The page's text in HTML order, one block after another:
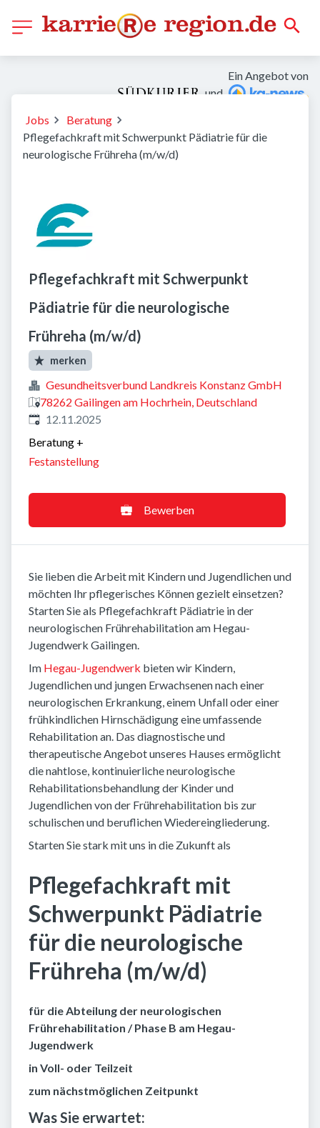
Ein Angebot von
und
Jobs
Beratung
Pflegefachkraft mit Schwerpunkt Pädiatrie für die
neurologische Frühreha (m/w/d)
Pflegefachkraft mit Schwerpunkt
Pädiatrie für die neurologische
Frühreha (m/w/d)
merken
Gesundheitsverbund Landkreis Konstanz GmbH
78262 Gailingen am Hochrhein, Deutschland
Veröffentlicht:
12.11.2025
Beratung +
Festanstellung
Bewerben
Sie lieben die Arbeit mit Kindern und Jugendlichen und
möchten Ihr pflegerisches Können gezielt einsetzen?
Starten Sie als Pflegefachkraft Pädiatrie in der
neurologischen Frührehabilitation am Hegau-
Jugendwerk Gailingen.
Im Hegau-Jugendwerk bieten wir Kindern,
Jugendlichen und jungen Erwachsenen nach einer
neurologischen Erkrankung, einem Unfall oder einer
frühkindlichen Hirnschädigung eine umfassende
Rehabilitation an. Das diagnostische und
therapeutische Angebot unseres Hauses ermöglicht
die nahtlose, kontinuierliche neurologische
Rehabilitationsbehandlung der Kinder und
Jugendlichen von der Frührehabilitation bis zur
schulischen und beruflichen Wiedereingliederung.
Starten Sie stark mit uns in die Zukunft als
Pflegefachkraft mit
Schwerpunkt Pädiatrie
für die neurologische
Frühreha (m/w/d)
für die Abteilung der neurologischen
Frührehabilitation / Phase B am Hegau-
Jugendwerk
in Voll- oder Teilzeit
zum nächstmöglichen Zeitpunkt
Was Sie erwartet: